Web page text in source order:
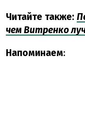
Читайте также:
чем Витренко
Напоминаем: